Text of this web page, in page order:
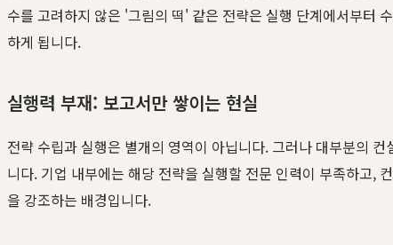
수를 고려하지 않은 '그림의 떡' 같은 전략은 실행 단계에서부터
하게 됩니다.
실행력 부재: 보고서만 쌓이는 현실
전략 수립과 실행은 별개의 영역이 아닙니다. 그러나 대부분의
니다. 기업 내부에는 해당 전략을 실행할 전문 인력이 부족하고,
을 강조하는 배경입니다.